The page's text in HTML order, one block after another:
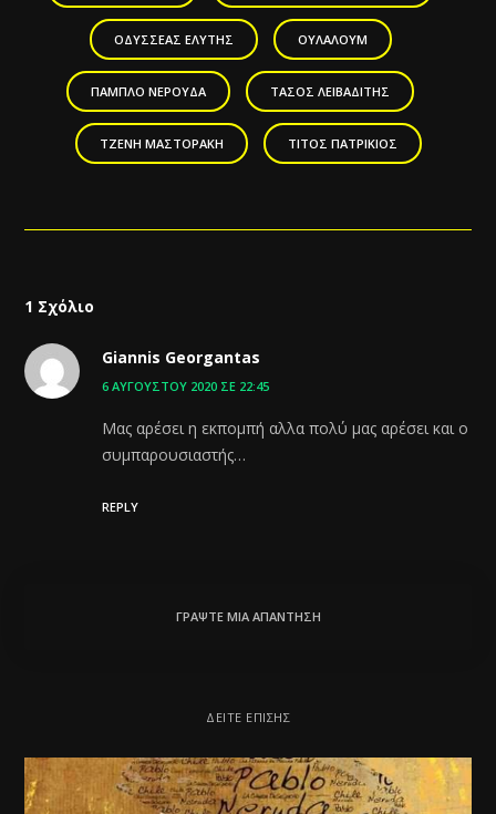
ΟΔΥΣΣΈΑΣ ΕΛΎΤΗΣ ΟΥΛΑΛΟΎΜ
ΠΆΜΠΛΟ ΝΕΡΟΎΔΑ ΤΆΣΟΣ ΛΕΙΒΑΔΊΤΗΣ
ΤΖΈΝΗ ΜΑΣΤΟΡΆΚΗ ΤΊΤΟΣ ΠΑΤΡΊΚΙΟΣ
1 Σχόλιο
Giannis Georgantas
6 ΑΥΓΟΎΣΤΟΥ 2020 ΣΕ 22:45
Μας αρέσει η εκπομπή αλλα πολύ μας αρέσει και ο
συμπαρουσιαστής…
REPLY
ΓΡΆΨΤΕ ΜΙΑ ΑΠΆΝΤΗΣΗ
ΔΕΊΤΕ ΕΠΊΣΗΣ